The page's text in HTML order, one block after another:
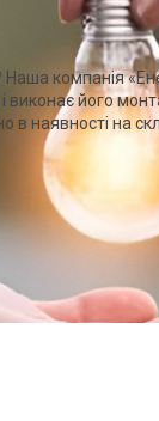
Наша компанія
його
в наявності на